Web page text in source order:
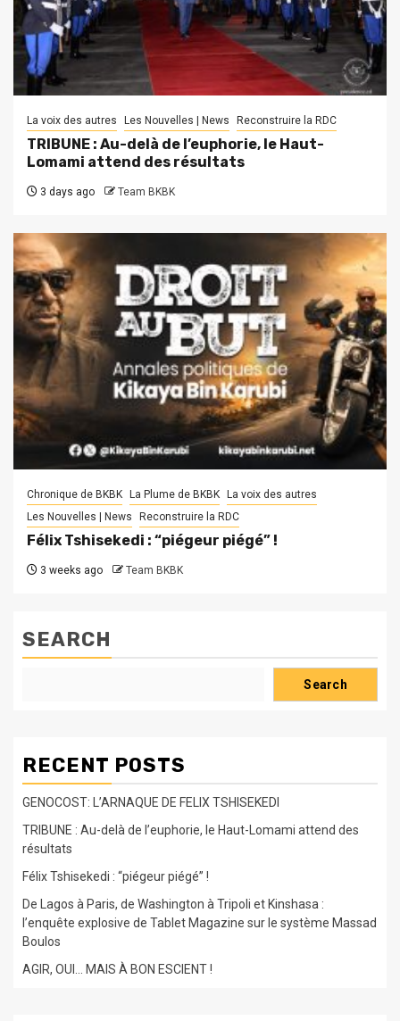
La voix des autres Les Nouvelles | News Reconstruire la RDC
TRIBUNE : Au-delà de l’euphorie, le Haut-
Lomami attend des résultats
3 days ago Team BKBK
Chronique de BKBK La Plume de BKBK
La voix des autres
Les Nouvelles | News
Reconstruire la RDC
Félix Tshisekedi : “piégeur piégé” !
3 weeks ago Team BKBK
SEARCH
Search
RECENT POSTS
GENOCOST: L’ARNAQUE DE FELIX TSHISEKEDI
TRIBUNE : Au-delà de l’euphorie, le Haut-Lomami attend des
résultats
Félix Tshisekedi : “piégeur piégé” !
De Lagos à Paris, de Washington à Tripoli et Kinshasa :
l’enquête explosive de Tablet Magazine sur le système Massad
Boulos
AGIR, OUI… MAIS À BON ESCIENT !